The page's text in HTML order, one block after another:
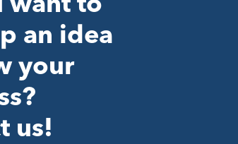
want to
an idea
your
us!